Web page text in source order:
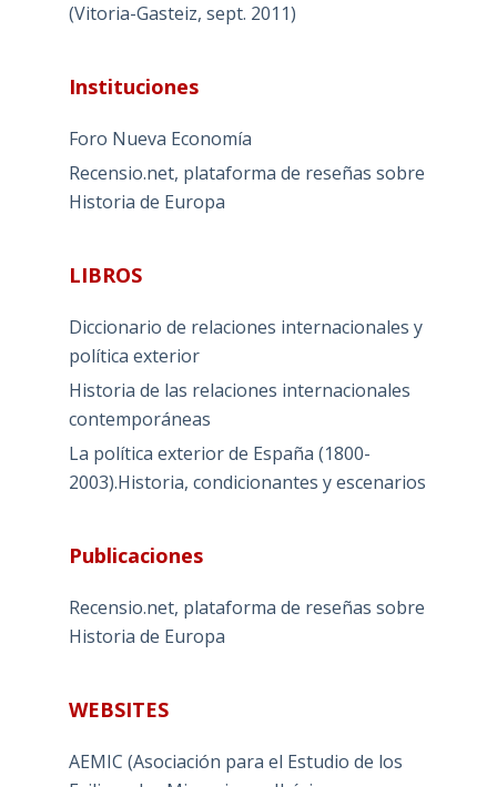
(Vitoria-Gasteiz, sept. 2011)
Instituciones
Foro Nueva Economía
Recensio.net, plataforma de reseñas sobre
Historia de Europa
LIBROS
Diccionario de relaciones internacionales y
política exterior
Historia de las relaciones internacionales
contemporáneas
La política exterior de España (1800-
2003).Historia, condicionantes y escenarios
Publicaciones
Recensio.net, plataforma de reseñas sobre
Historia de Europa
WEBSITES
AEMIC (Asociación para el Estudio de los